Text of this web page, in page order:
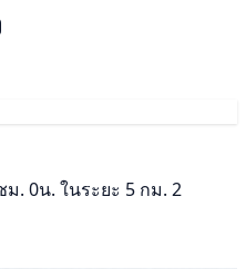
ม. 0น. ในระยะ 5 กม. 2